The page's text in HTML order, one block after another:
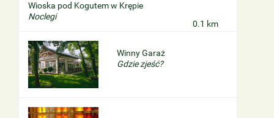
Wioska pod Kogutem w Krępie
Noclegi
0.1 km
Winny Garaż
Gdzie zjeść?